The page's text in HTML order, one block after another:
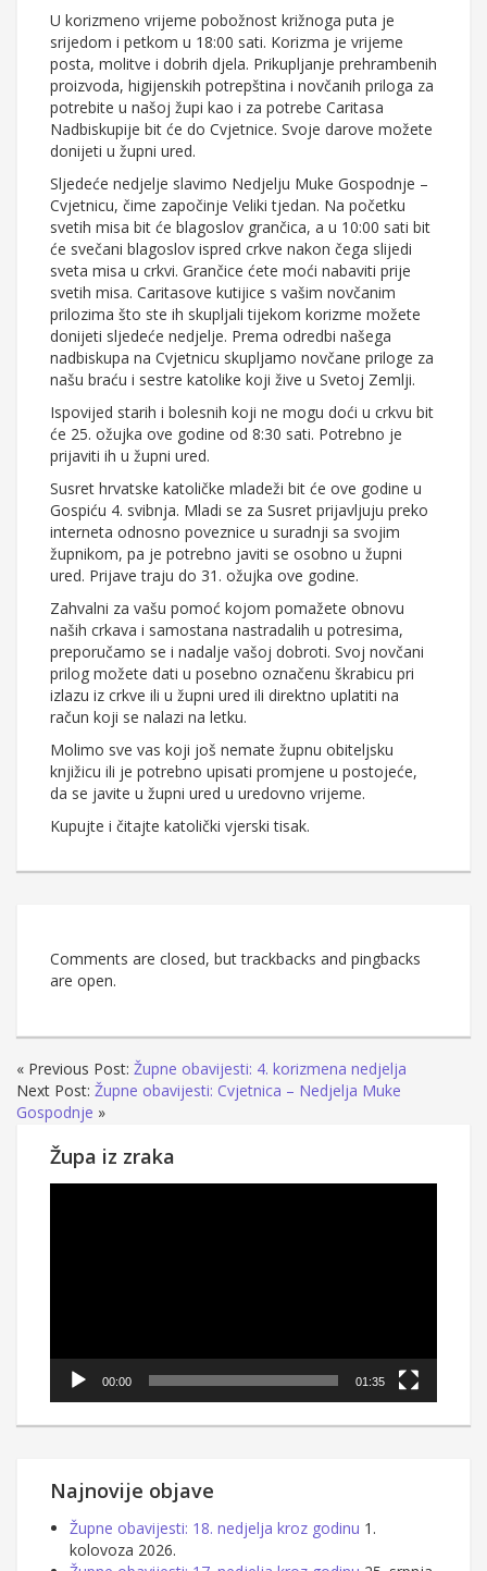
U korizmeno vrijeme pobožnost križnoga puta je
srijedom i petkom u 18:00 sati. Korizma je vrijeme
posta, molitve i dobrih djela. Prikupljanje prehrambenih
proizvoda, higijenskih potrepština i novčanih priloga za
potrebite u našoj župi kao i za potrebe Caritasa
Nadbiskupije bit će do Cvjetnice. Svoje darove možete
donijeti u župni ured.
Sljedeće nedjelje slavimo Nedjelju Muke Gospodnje –
Cvjetnicu, čime započinje Veliki tjedan. Na početku
svetih misa bit će blagoslov grančica, a u 10:00 sati bit
će svečani blagoslov ispred crkve nakon čega slijedi
sveta misa u crkvi. Grančice ćete moći nabaviti prije
svetih misa. Caritasove kutijice s vašim novčanim
prilozima što ste ih skupljali tijekom korizme možete
donijeti sljedeće nedjelje. Prema odredbi našega
nadbiskupa na Cvjetnicu skupljamo novčane priloge za
našu braću i sestre katolike koji žive u Svetoj Zemlji.
Ispovijed starih i bolesnih koji ne mogu doći u crkvu bit
će 25. ožujka ove godine od 8:30 sati. Potrebno je
prijaviti ih u župni ured.
Susret hrvatske katoličke mladeži bit će ove godine u
Gospiću 4. svibnja. Mladi se za Susret prijavljuju preko
interneta odnosno poveznice u suradnji sa svojim
župnikom, pa je potrebno javiti se osobno u župni
ured. Prijave traju do 31. ožujka ove godine.
Zahvalni za vašu pomoć kojom pomažete obnovu
naših crkava i samostana nastradalih u potresima,
preporučamo se i nadalje vašoj dobroti. Svoj novčani
prilog možete dati u posebno označenu škrabicu pri
izlazu iz crkve ili u župni ured ili direktno uplatiti na
račun koji se nalazi na letku.
Molimo sve vas koji još nemate župnu obiteljsku
knjižicu ili je potrebno upisati promjene u postojeće,
da se javite u župni ured u uredovno vrijeme.
Kupujte i čitajte katolički vjerski tisak.
Comments are closed, but trackbacks and pingbacks
are open.
« Previous Post: Župne obavijesti: 4. korizmena nedjelja
Next Post: Župne obavijesti: Cvjetnica – Nedjelja Muke
Gospodnje »
Župa iz zraka
00:00 01:35
Najnovije objave
Župne obavijesti: 18. nedjelja kroz godinu 1.
kolovoza 2026.